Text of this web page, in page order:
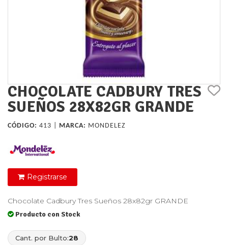
CHOCOLATE CADBURY TRES
SUEÑOS 28X82GR GRANDE
CÓDIGO: 413 | MARCA: MONDELEZ
Registrarse
Chocolate Cadbury Tres Sueños 28x82gr GRANDE
Producto con Stock
Cant. por Bulto:28